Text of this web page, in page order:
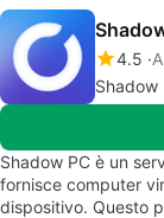
4.5
Shadow
Shadow PC è un
fornisce computer
dispositivo. Questo